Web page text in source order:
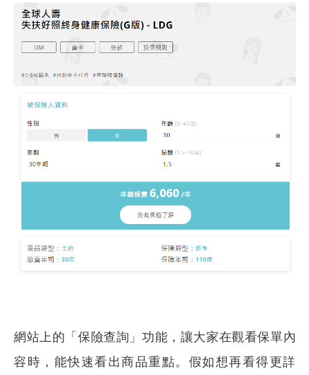
網站上的「保險查詢」功能，讓大家在觀看保單內
容時，能快速看出商品重點。假如想再看得更詳